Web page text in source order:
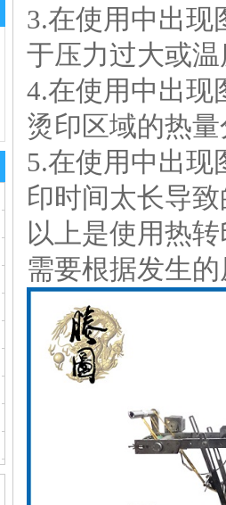
3.在使用中出现
于压力过大或
4.在使用中出现
烫印区域的热
5.在使用中出现
印时间太长导
以上是使用热
需要根据发生